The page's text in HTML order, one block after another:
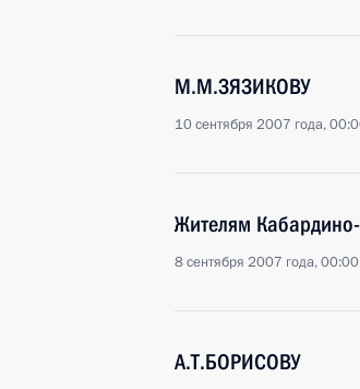
М.М.ЗЯЗИКОВУ
10 сентября 2007 года,
Жителям
8 сентября 2007 года, 00:00
А.Т.БОРИСОВУ